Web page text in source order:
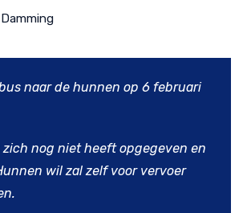
naar de hunnen op 6 februari
zich nog niet heeft opgegeven en
wil zal zelf voor vervoer